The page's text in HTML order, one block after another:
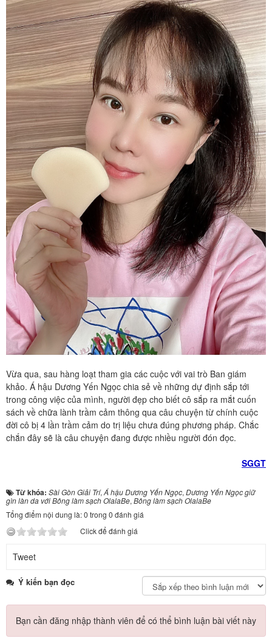
Vừa qua, sau hàng loạt tham gia các cuộc với vai trò Ban giám
khảo. Á hậu Dương Yến Ngọc chia sẻ về những dự định sắp tới
trong công việc của mình, người đẹp cho biết cô sắp ra mắt cuốn
sách về chữa lành trầm cảm thông qua câu chuyện từ chính cuộc
đời cô bị 4 lần trầm cảm do trị liệu chưa đúng phương pháp. Chắc
chắn đây sẽ là câu chuyện đang được nhiều người đón đọc.
SGGT
Từ khóa: Sài Gòn Giải Trí,Á hậu Dương Yến Ngọc,Dương Yến Ngọc giữ
gìn làn da với Bông làm sạch OlalaBe,Bông làm sạch OlalaBe
Tổng điểm nội dung là: 0 trong 0 đánh giá
Click để đánh giá
Tweet
Ý kiến bạn đọc
Bạn cần đăng nhập thành viên để có thể bình luận bài viết này